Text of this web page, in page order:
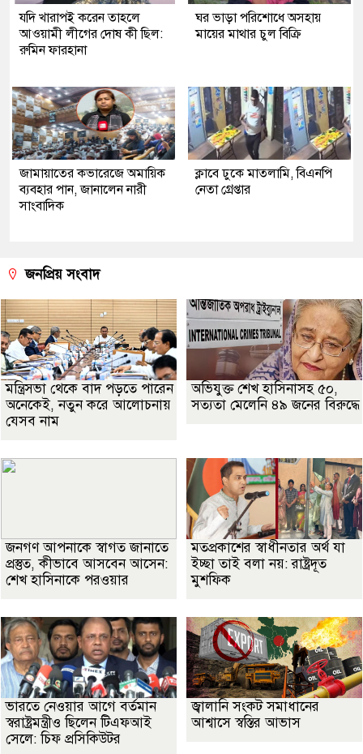
যদি খারাপই করেন তাহলে
আওয়ামী লীগের দোষ কী ছিল:
রুমিন ফারহানা
ঘর ভাড়া পরিশোধে অসহায়
মায়ের মাথার চুল বিক্রি
জামায়াতের কভারেজে অমায়িক
ব্যবহার পান, জানালেন নারী
সাংবাদিক
ক্লাবে ঢুকে মাতলামি, বিএনপি
নেতা গ্রেপ্তার
জনপ্রিয় সংবাদ
মন্ত্রিসভা থেকে বাদ পড়তে পারেন
অনেকেই, নতুন করে আলোচনায়
যেসব নাম
অভিযুক্ত শেখ হাসিনাসহ ৫০,
সত্যতা মেলেনি ৪৯ জনের বিরুদ্ধে
জনগণ আপনাকে স্বাগত জানাতে
প্রস্তুত, কীভাবে আসবেন আসেন:
শেখ হাসিনাকে পরওয়ার
মতপ্রকাশের স্বাধীনতার অর্থ যা
ইচ্ছা তাই বলা নয়: রাষ্ট্রদূত
মুশফিক
ভারতে নেওয়ার আগে বর্তমান
স্বরাষ্ট্রমন্ত্রীও ছিলেন টিএফআই
সেলে: চিফ প্রসিকিউটর
জ্বালানি সংকট সমাধানের
আশ্বাসে স্বস্তির আভাস